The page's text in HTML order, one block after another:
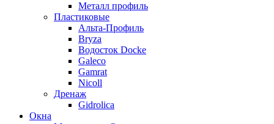
Металл профиль
Пластиковые
Альта-Профиль
Bryza
Водосток Docke
Galeco
Gamrat
Nicoll
Дренаж
Gidrolica
Окна